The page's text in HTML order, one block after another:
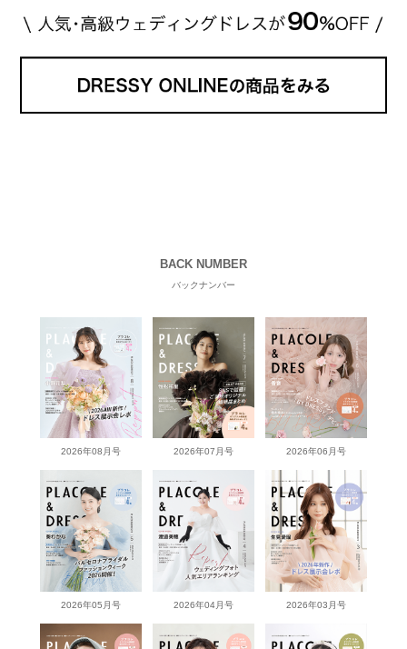
BACK NUMBER
バックナンバー
2026年08月号 2026年07月号 2026年06月号
2026年05月号 2026年04月号 2026年03月号